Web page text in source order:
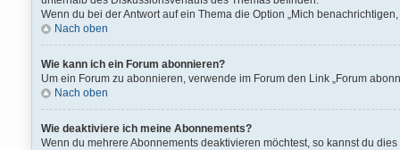
Wenn du bei der Antwort auf ein Thema die Option „Mich
Nach oben
Wie kann ich ein Forum abonnieren?
Um ein Forum zu abonnieren, verwende im Forum den Link „Forum
Nach oben
Wie deaktiviere ich meine Abonnements?
Wenn du mehrere Abonnements deaktivieren möchtest, so kannst du